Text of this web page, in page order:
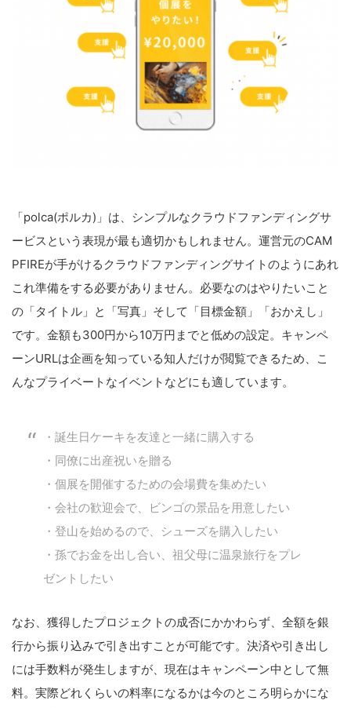
「polca(ポルカ)」は、シンプルなクラウドファンディングサ
ービスという表現が最も適切かもしれません。運営元のCAM
PFIREが手がけるクラウドファンディングサイトのようにあれ
これ準備をする必要がありません。必要なのはやりたいこと
の「タイトル」と「写真」そして「目標金額」「おかえし」
です。金額も300円から10万円までと低めの設定。キャンペ
ーンURLは企画を知っている知人だけが閲覧できるため、こ
んなプライベートなイベントなどにも適しています。
・誕生日ケーキを友達と一緒に購入する
・同僚に出産祝いを贈る
・個展を開催するための会場費を集めたい
・会社の歓迎会で、ビンゴの景品を用意したい
・登山を始めるので、シューズを購入したい
・孫でお金を出し合い、祖父母に温泉旅行をプレ
ゼントしたい
なお、獲得したプロジェクトの成否にかかわらず、全額を銀
行から振り込みで引き出すことが可能です。決済や引き出し
には手数料が発生しますが、現在はキャンペーン中として無
料。実際どれくらいの料率になるかは今のところ明らかにな